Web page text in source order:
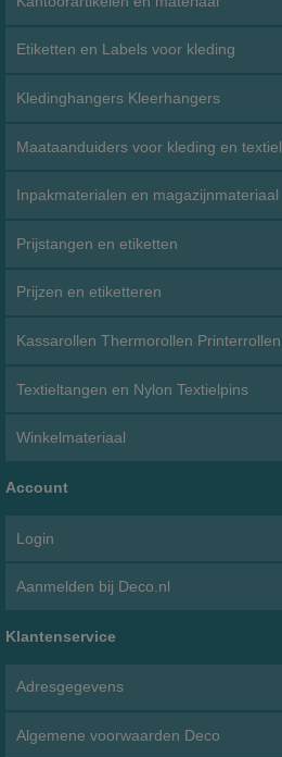
Etiketten en Labels voor kleding
Kledinghangers Kleerhangers
Maataanduiders voor kleding en textiel
Inpakmaterialen en magazijnmateriaal
Prijstangen en etiketten
Prijzen en etiketteren
Kassarollen Thermorollen Printerrollen
Textieltangen en Nylon Textielpins
Winkelmateriaal
Account
Login
Aanmelden bij Deco.nl
Klantenservice
Adresgegevens
Algemene voorwaarden Deco